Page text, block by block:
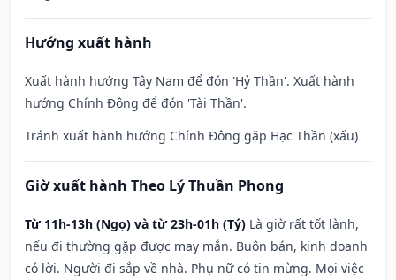
Hướng xuất hành
Xuất hành hướng Tây Nam để đón 'Hỷ Thần'. Xuất hành
hướng Chính Đông để đón 'Tài Thần'.
Tránh xuất hành hướng Chính Đông gặp Hạc Thần (xấu)
Giờ xuất hành Theo Lý Thuần Phong
Từ 11h-13h (Ngọ) và từ 23h-01h (Tý) Là giờ rất tốt lành,
nếu đi thường gặp được may mắn. Buôn bán, kinh doanh
có lời. Người đi sắp về nhà. Phụ nữ có tin mừng. Mọi việc